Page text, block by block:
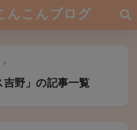
んこんブログ
吉野」の記事一覧